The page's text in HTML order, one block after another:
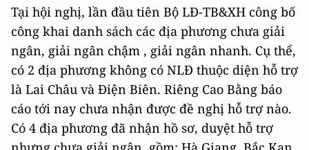
Tại hội nghị, lần đầu tiên Bộ LĐ-TB&XH công bố
công khai danh sách các địa phương chưa giải
ngân, giải ngân chậm , giải ngân nhanh. Cụ thể,
có 2 địa phương không có NLĐ thuộc diện hỗ trợ
là Lai Châu và Điện Biên. Riêng Cao Bằng báo
cáo tới nay chưa nhận được đề nghị hỗ trợ nào.
Có 4 địa phương đã nhận hồ sơ, duyệt hỗ trợ